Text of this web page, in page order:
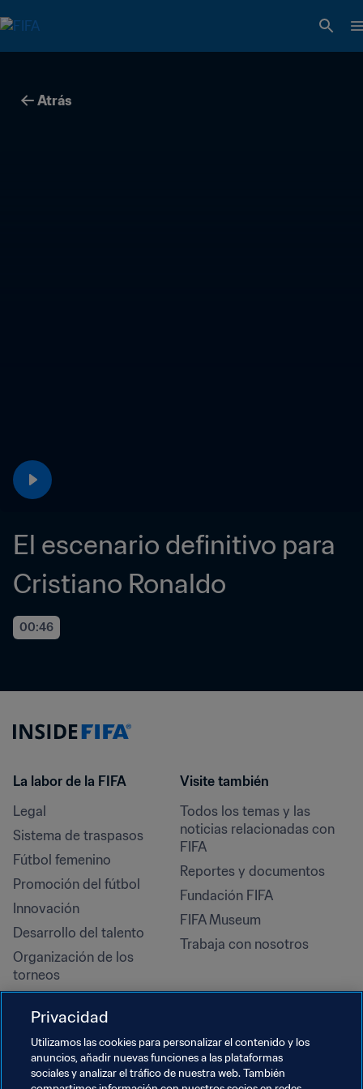
Atrás
El escenario definitivo para
Cristiano Ronaldo
00:46
La labor de la FIFA
Legal
Sistema de traspasos
Fútbol femenino
Promoción del fútbol
Innovación
Desarrollo del talento
Organización de los
torneos
Derechos humanos y lucha
contra la discriminación
Salud y atención médica
Visite también
Todos los temas y las
noticias relacionadas con
FIFA
Reportes y documentos
Fundación FIFA
FIFA Museum
Trabaja con nosotros
Privacidad
Utilizamos las cookies para personalizar el contenido y los
anuncios, añadir nuevas funciones a las plataformas
sociales y analizar el tráfico de nuestra web. También